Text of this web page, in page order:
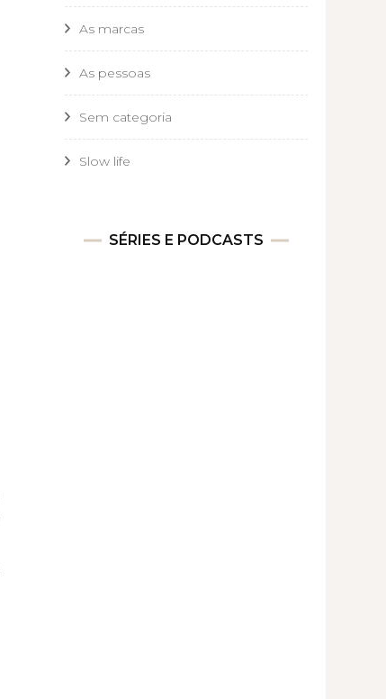
As marcas
As pessoas
Sem categoria
Slow life
SÉRIES E PODCASTS